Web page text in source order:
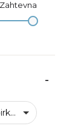
Zahtevna
-
Išči knjige po zbirkah